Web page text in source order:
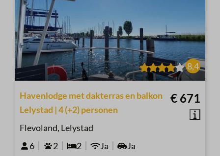
8,4
€ 671
Havenlodge met dakterras en balkon
Lelystad | 4 (+2) personen
Flevoland, Lelystad
6
2 2 Ja Ja